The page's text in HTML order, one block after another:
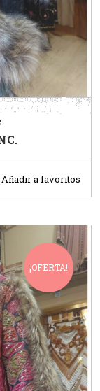
Añadir a favoritos
¡OFERTA!